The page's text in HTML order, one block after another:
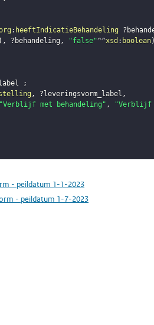
: heeftIndicatieBehandeling
) , ?behandeling , "false"^^xsd : boolean
;
, ?leveringsvorm_label ,
"Verblijf met behandeling" ,
"Verblijf
- peildatum 1-1-2023
- peildatum 1-7-2023